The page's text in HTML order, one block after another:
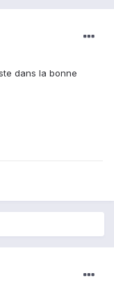
dans la bonne